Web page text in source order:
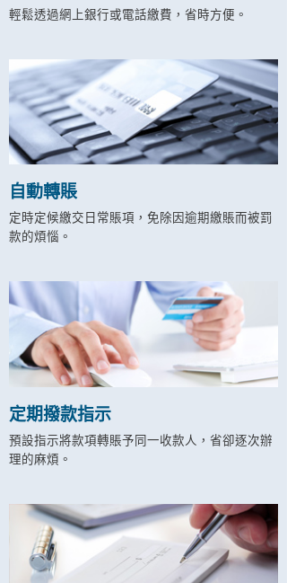
輕鬆透過網上銀行或電話繳費，省時方便。
自動轉賬
定時定候繳交日常賬項，免除因逾期繳賬而被罰
款的煩惱。
定期撥款指示
預設指示將款項轉賬予同一收款人，省卻逐次辦
理的麻煩。